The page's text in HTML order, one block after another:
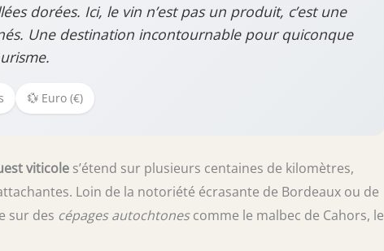
dorées. Ici, le vin n’est pas un produit, c’est une
Une destination incontournable pour quiconque
💱 Euro (€)
viticole s’étend sur plusieurs centaines de kilomètres,
Loin de la notoriété écrasante de Bordeaux ou de
sur des cépages autochtonescomme le malbec de Cahors, le